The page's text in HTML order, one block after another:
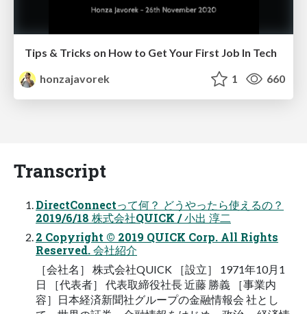
Tips & Tricks on How to Get Your First Job In Tech
honzajavorek
1 660
Transcript
DirectConnectって何？ どうやったら使えるの？
2019/6/18 株式会社QUICK / 小出 淳二
2 Copyright © 2019 QUICK Corp. All Rights
Reserved. 会社紹介
［会社名］ 株式会社QUICK ［設立］ 1971年10月1
日 ［代表者］ 代表取締役社長 近藤 勝義 ［事業内
容］日本経済新聞社グループの金融情報会 社とし